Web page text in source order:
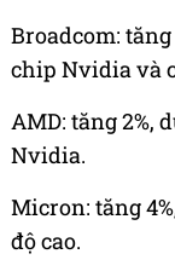
Broadcom:
chip Nvidia và
AMD: tăng 2%,
Nvidia.
Micron: tăng
độ cao.